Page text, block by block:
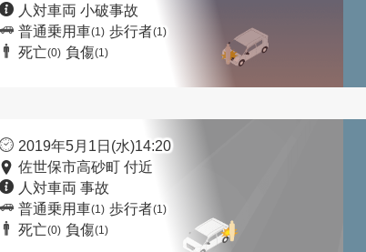
人対車両 小破事故
普通乗用車(1) 歩行者(1)
死亡(0) 負傷(1)
2019年5月1日(水)14:20
佐世保市高砂町 付近
人対車両 事故
普通乗用車(1) 歩行者(1)
死亡(0) 負傷(1)